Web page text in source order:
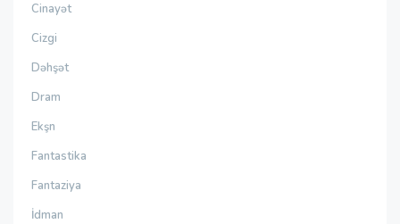
Cinayət
Cizgi
Dəhşət
Dram
Ekşn
Fantastika
Fantaziya
İdman